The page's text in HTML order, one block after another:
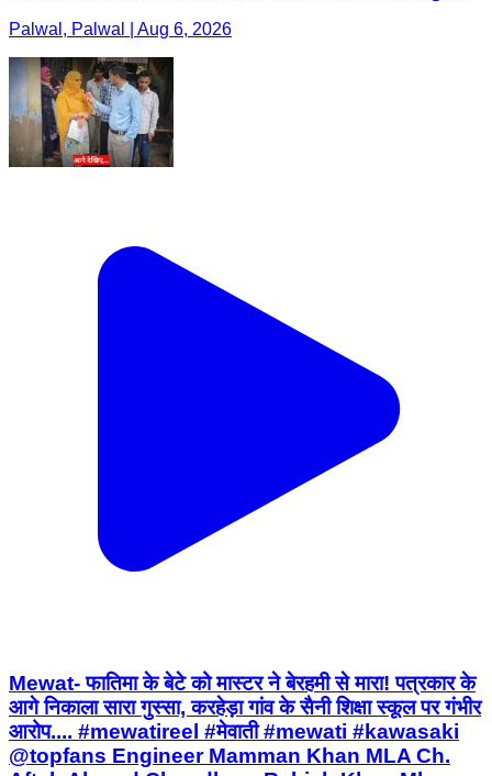
Palwal, Palwal | Aug 6, 2026
Mewat- फातिमा के बेटे को मास्टर ने बेरहमी से मारा! पत्रकार के
आगे निकाला सारा गुस्सा, करहेड़ा गांव के सैनी शिक्षा स्कूल पर गंभीर
आरोप.... #mewatireel #मेवाती #mewati #kawasaki
@topfans Engineer Mamman Khan MLA Ch.